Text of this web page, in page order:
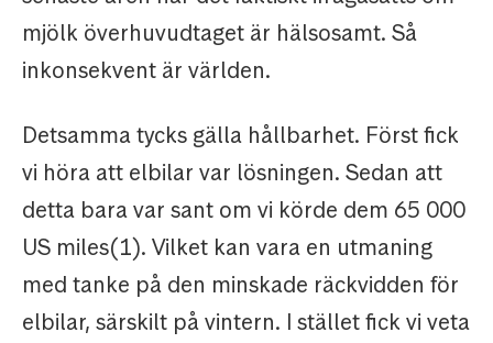
mjölk överhuvudtaget är hälsosamt. Så
inkonsekvent är världen.
Detsamma tycks gälla hållbarhet. Först fick
vi höra att elbilar var lösningen. Sedan att
detta bara var sant om vi körde dem 65 000
US miles(1). Vilket kan vara en utmaning
med tanke på den minskade räckvidden för
elbilar, särskilt på vintern. I stället fick vi veta